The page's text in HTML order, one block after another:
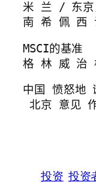
米 兰 / 东京
格 林 威 治
中国 愤怒地
北京 意见
投资 投资